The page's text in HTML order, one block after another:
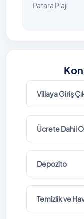
Patara Plajı
Villaya Giriş
Ücrete Dahil
Depozito
Temizlik ve